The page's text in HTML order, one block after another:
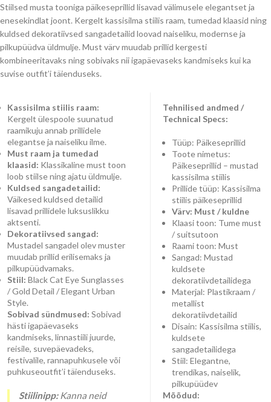
Stiilsed musta tooniga päikeseprillid lisavad välimusele elegantset ja
enesekindlat joont. Kergelt kassisilma stiilis raam, tumedad klaasid ning
kuldsed dekoratiivsed sangadetailid loovad naiseliku, modernse ja
pilkupüüdva üldmulje. Must värv muudab prillid kergesti
kombineeritavaks ning sobivaks nii igapäevaseks kandmiseks kui ka
suvise outfit’i täienduseks.
Kassisilma stiilis raam:
Kergelt ülespoole suunatud
raamikuju annab prillidele
elegantse ja naiseliku ilme.
Must raam ja tumedad
klaasid: Klassikaline must toon
loob stiilse ning ajatu üldmulje.
Kuldsed sangadetailid:
Väikesed kuldsed detailid
lisavad prillidele luksuslikku
aktsenti.
Dekoratiivsed sangad:
Mustadel sangadel olev muster
muudab prillid erilisemaks ja
pilkupüüdvamaks.
Stiil: Black Cat Eye Sunglasses
/ Gold Detail / Elegant Urban
Style.
Sobivad sündmused: Sobivad
hästi igapäevaseks
kandmiseks, linnastiili juurde,
reisile, suvepäevadeks,
festivalile, rannapuhkusele või
puhkuseoutfit’i täienduseks.
Stiilinipp:Kanna neid
Tehnilised andmed /
Technical Specs:
Tüüp: Päikeseprillid
Toote nimetus:
Päikeseprillid – mustad
kassisilma stiilis
Prillide tüüp: Kassisilma
stiilis päikeseprillid
Värv: Must / kuldne
Klaasi toon: Tume must
/ suitsutoon
Raami toon: Must
Sangad: Mustad
kuldsete
dekoratiivdetailidega
Materjal: Plastikraam /
metallist
dekoratiivdetailid
Disain: Kassisilma stiilis,
kuldsete
sangadetailidega
Stiil: Elegantne,
trendikas, naiselik,
pilkupüüdev
Mõõdud: